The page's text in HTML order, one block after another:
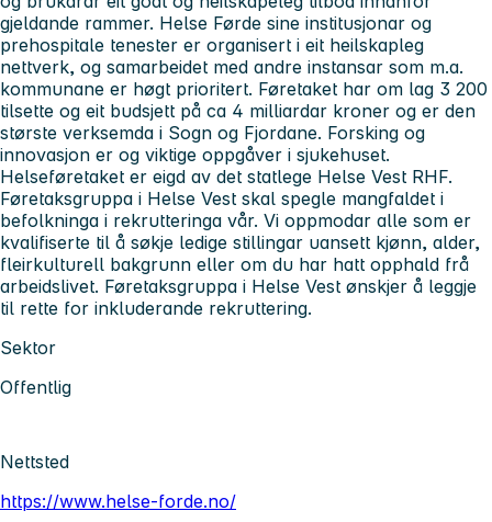
gjeldande rammer. Helse Førde sine institusjonar og
prehospitale tenester er organisert i eit heilskapleg
nettverk, og samarbeidet med andre instansar som m.a.
kommunane er høgt prioritert. Føretaket har om lag 3 200
tilsette og eit budsjett på ca 4 milliardar kroner og er den
største verksemda i Sogn og Fjordane. Forsking og
innovasjon er og viktige oppgåver i sjukehuset.
Helseføretaket er eigd av det statlege Helse Vest RHF.
Føretaksgruppa i Helse Vest skal spegle mangfaldet i
befolkninga i rekrutteringa vår. Vi oppmodar alle som er
kvalifiserte til å søkje ledige stillingar uansett kjønn, alder,
fleirkulturell bakgrunn eller om du har hatt opphald frå
arbeidslivet. Føretaksgruppa i Helse Vest ønskjer å leggje
til rette for inkluderande rekruttering.
Sektor
Offentlig
Nettsted
https://www.helse-forde.no/